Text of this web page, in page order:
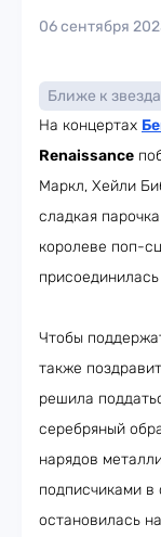
06 сентября
Ближе к
На концертах
Renaissance
Маркл, Хейли
сладкая
королеве поп-
Чтобы
также
решила
серебряный
нарядов
подписчиками в
остановилась